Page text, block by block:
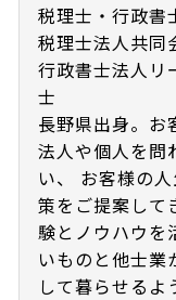
税理士・行政書
税理士法人共
行政書士法人
士
長野県出身。お
法人や個人を問
い、 お客様の
策をご提案して
験とノウハウを
いものと他士業
して暮らせるよ